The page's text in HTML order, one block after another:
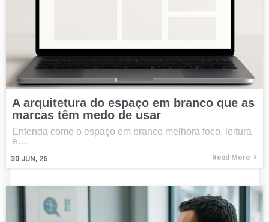
A arquitetura do espaço em branco que as
marcas têm medo de usar
30 JUN, 26
Entenda como o espaço em branco melhora foco, leitura
e…
Read More